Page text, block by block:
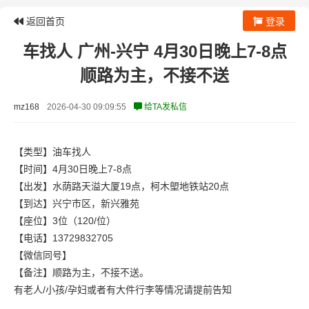
返回首页 登录
车找人 广州-兴宁 4月30日晚上7-8点
顺路为主，不接不送
mz168 2026-04-30 09:09:55 给TA发私信
【类型】油车找人
【时间】4月30日晚上7-8点
【出发】水荫路天溢大厦19点，柯木塱地铁站20点
【到达】兴宁市区，新兴雅苑
【座位】3位（120/位）
【电话】13729832705
【微信同号】
【备注】顺路为主，不接不送。
有老人/小孩/孕妇或者有大件行李等情况请提前告知